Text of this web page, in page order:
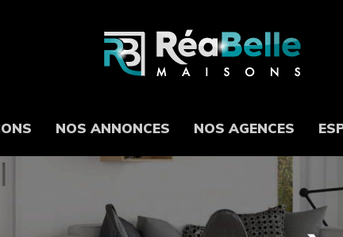
NOS ANNONCES NOS AGENCES